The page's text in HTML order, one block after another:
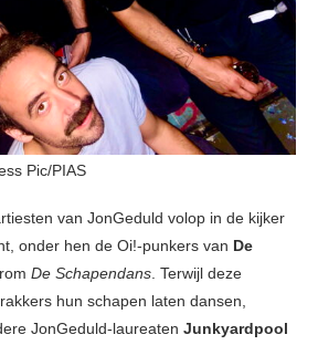
Pic/PIAS
van JonGeduld volop in de kijker
onder hen de Oi!-punkers van De
De Schapendans . Terwijl deze
hun schapen laten dansen,
JonGeduld-laureaten Junkyardpool